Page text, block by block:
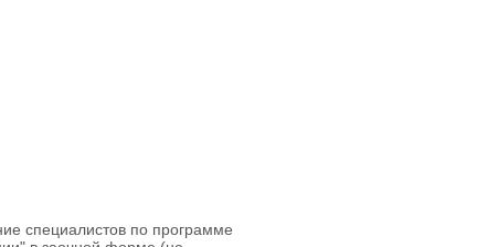
специалистов по программе